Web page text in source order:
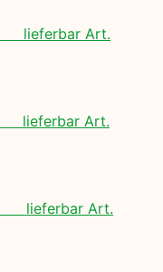
lieferbar Art.
lieferbar Art.
lieferbar Art.